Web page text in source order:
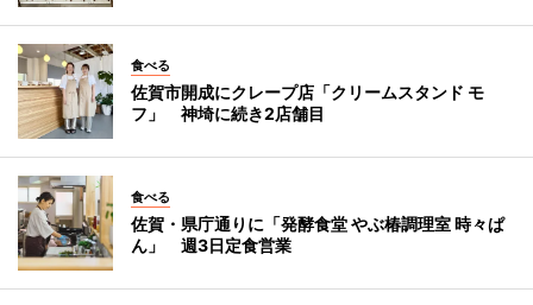
食べる
佐賀市開成にクレープ店「クリームスタンド モ
フ」 神埼に続き2店舗目
食べる
佐賀・県庁通りに「発酵食堂 やぶ椿調理室 時々ぱ
ん」 週3日定食営業